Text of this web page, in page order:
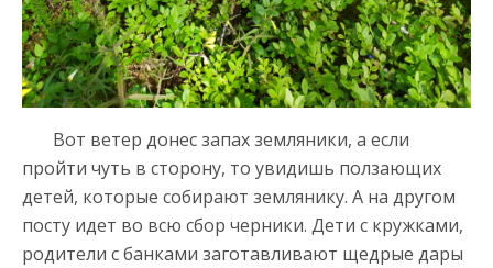
Вот ветер донес запах земляники, а если
пройти чуть в сторону, то увидишь ползающих
детей, которые собирают землянику. А на другом
посту идет во всю сбор черники. Дети с кружками,
родители с банками заготавливают щедрые дары